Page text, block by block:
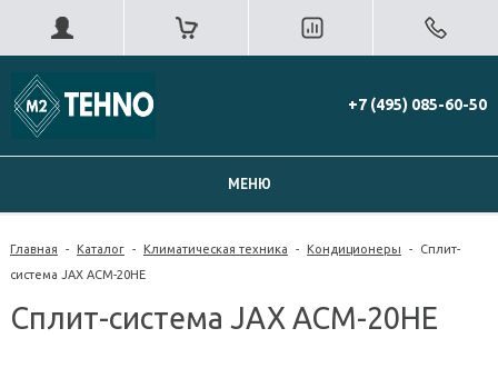
+7 (495) 085-60-50
МЕНЮ
Главная - Каталог - Климатическая техника - Кондиционеры -
Сплит-
система JAX ACM-20HE
Сплит-система JAX ACM-20HE